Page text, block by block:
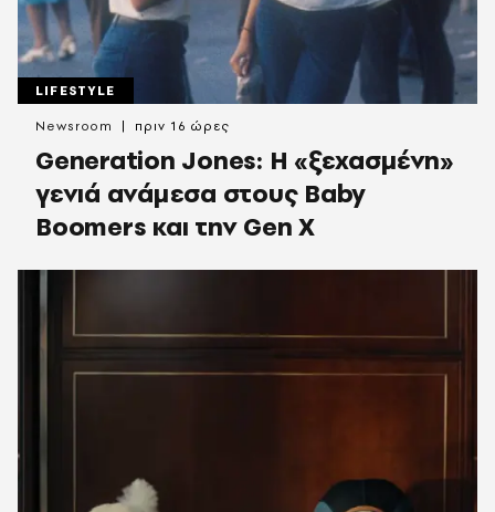
LIFESTYLE
Generation Jones: Η «ξεχασμένη»
γενιά ανάμεσα στους Baby
Boomers και την Gen X
Newsroom πριν 16 ώρες